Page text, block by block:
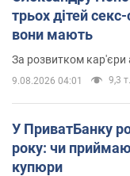
трьох дітей
вони мають
За розвитком кар'єри
9.08.2026 04:01 9,3 т.
У ПриватБанку
року: чи
купюри